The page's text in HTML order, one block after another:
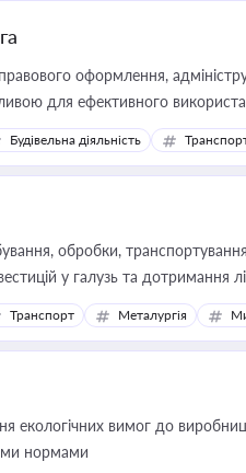
оформлення,
для ефективного
Будівельна діяльність
обробки,
у галузь та дотримання
Транспорт Металургія
екологічних вимог до
нормами